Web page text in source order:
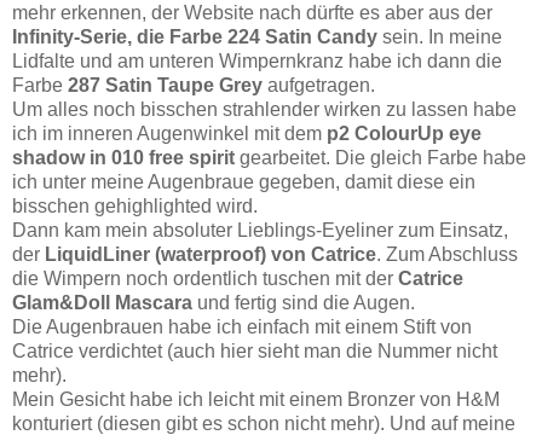
mehr erkennen, der Website nach dürfte es aber aus der
Infinity-Serie, die Farbe 224 Satin Candy sein. In meine
Lidfalte und am unteren Wimpernkranz habe ich dann die
Farbe 287 Satin Taupe Grey aufgetragen.
Um alles noch bisschen strahlender wirken zu lassen habe
ich im inneren Augenwinkel mit dem p2 ColourUp eye
shadow in 010 free spirit gearbeitet. Die gleich Farbe habe
ich unter meine Augenbraue gegeben, damit diese ein
bisschen gehighlighted wird.
Dann kam mein absoluter Lieblings-Eyeliner zum Einsatz,
der LiquidLiner (waterproof) von Catrice. Zum Abschluss
die Wimpern noch ordentlich tuschen mit der Catrice
Glam&Doll Mascara und fertig sind die Augen.
Die Augenbrauen habe ich einfach mit einem Stift von
Catrice verdichtet (auch hier sieht man die Nummer nicht
mehr).
Mein Gesicht habe ich leicht mit einem Bronzer von H&M
konturiert (diesen gibt es schon nicht mehr). Und auf meine